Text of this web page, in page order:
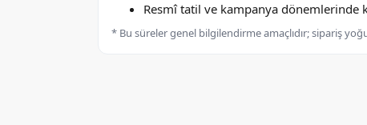
Resmî tatil ve kampanya dönemlerinde
* Bu süreler genel bilgilendirme amaçlıdır; sipariş